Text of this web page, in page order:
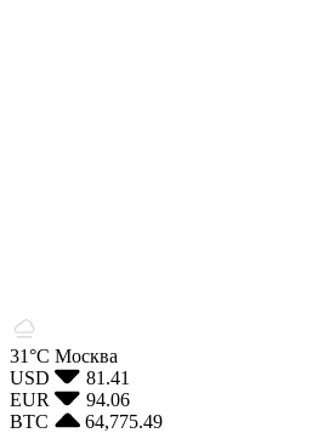
31°С Москва
USD
81.41
EUR
94.06
BTC
64,775.49